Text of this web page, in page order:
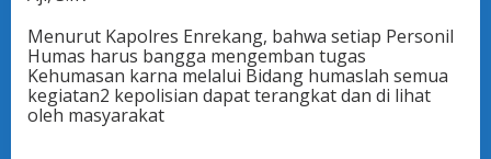
Menurut Kapolres Enrekang, bahwa setiap Personil
Humas harus bangga mengemban tugas
Kehumasan karna melalui Bidang humaslah semua
kegiatan2 kepolisian dapat terangkat dan di lihat
oleh masyarakat